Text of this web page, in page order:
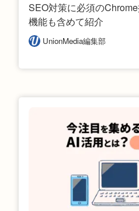
SEO対策に必須の
機能も含めて紹介
UnionMedia編集部